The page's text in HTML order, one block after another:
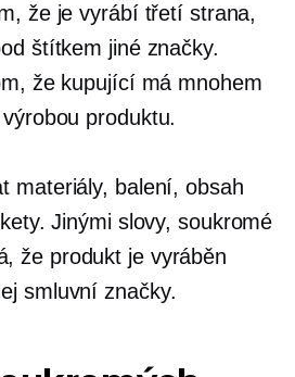
že je vyrábí třetí strana,
štítkem jiné značky.
že kupující má mnohem
produktu.
materiály, balení, obsah
Jinými slovy, soukromé
že produkt je vyráběn
smluvní značky.